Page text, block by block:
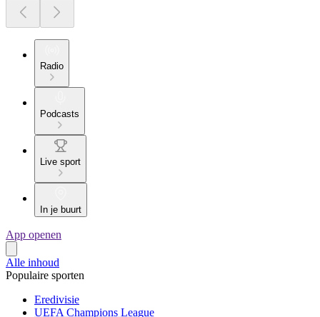
Radio
Podcasts
Live sport
In je buurt
App openen
Alle inhoud
Populaire sporten
Eredivisie
UEFA Champions League